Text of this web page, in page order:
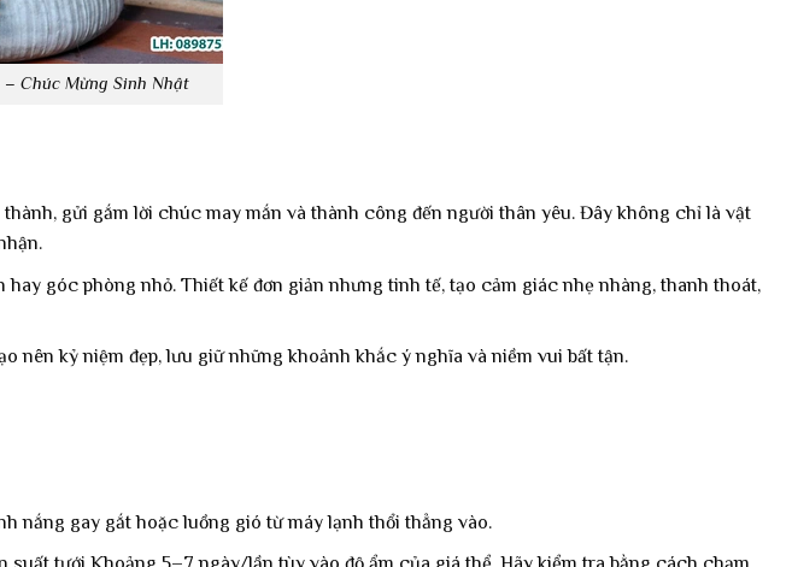
Chúc Mừng Sinh Nhật
gửi gắm lời chúc may mắn và thành công đến người thân yêu. Đây không chỉ là vật
góc phòng nhỏ. Thiết kế đơn giản nhưng tinh tế, tạo cảm giác nhẹ nhàng, thanh thoát,
nên kỷ niệm đẹp, lưu giữ những khoảnh khắc ý nghĩa và niềm vui bất tận.
nắng gay gắt hoặc luồng gió từ máy lạnh thổi thẳng vào.